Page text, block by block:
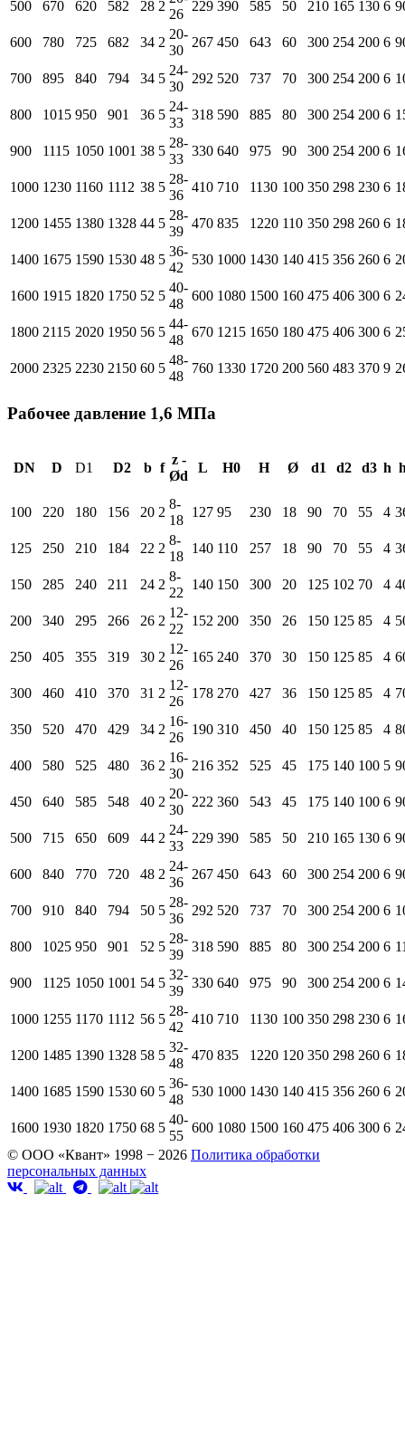
500 670 620 582 28 2
26
229 390 585 50 210 165 130 6
600 780 725 682 34 2
20-
30
267 450 643 60 300 254 200 6
700 895 840 794 34 5
24-
30
292 520 737 70 300 254 200 6
800 1015 950 901 36 5
24-
33
318 590 885 80 300 254 200 6
900 1115 1050 1001 38 5
28-
33
330 640 975 90 300 254 200 6
1000 1230 1160 1112 38 5
28-
36
410 710 1130 100 350 298 230 6
1200 1455 1380 1328 44 5
28-
39
470 835 1220 110 350 298 260 6
1400 1675 1590 1530 48 5
36-
42
530 1000 1430 140 415 356 260 6
1600 1915 1820 1750 52 5
40-
48
600 1080 1500 160 475 406 300 6
1800 2115 2020 1950 56 5
44-
48
670 1215 1650 180 475 406 300 6
2000 2325 2230 2150 60 5
48-
48
760 1330 1720 200 560 483 370 9
Рабочее давление 1,6 МПа
DN D D1 D2 b f
z -
Ød
L H0 H Ø d1 d2 d3 h
100 220 180 156 20 2
8-
18
127 95 230 18 90 70 55 4
125 250 210 184 22 2
8-
18
140 110 257 18 90 70 55 4
150 285 240 211 24 2
8-
22
140 150 300 20 125 102 70 4
200 340 295 266 26 2
12-
22
152 200 350 26 150 125 85 4
250 405 355 319 30 2
12-
26
165 240 370 30 150 125 85 4
300 460 410 370 31 2
12-
26
178 270 427 36 150 125 85 4
350 520 470 429 34 2
16-
26
190 310 450 40 150 125 85 4
400 580 525 480 36 2
16-
30
216 352 525 45 175 140 100 5
450 640 585 548 40 2
20-
30
222 360 543 45 175 140 100 6
500 715 650 609 44 2
24-
33
229 390 585 50 210 165 130 6
600 840 770 720 48 2
24-
36
267 450 643 60 300 254 200 6
700 910 840 794 50 5
28-
36
292 520 737 70 300 254 200 6
800 1025 950 901 52 5
28-
39
318 590 885 80 300 254 200 6
900 1125 1050 1001 54 5
32-
39
330 640 975 90 300 254 200 6
1000 1255 1170 1112 56 5
28-
42
410 710 1130 100 350 298 230 6
1200 1485 1390 1328 58 5
32-
48
470 835 1220 120 350 298 260 6
1400 1685 1590 1530 60 5
36-
48
530 1000 1430 140 415 356 260 6
1600 1930 1820 1750 68 5
40-
55
600 1080 1500 160 475 406 300 6
© ООО «Квант» 1998 − 2026 Политика обработки
персональных данных